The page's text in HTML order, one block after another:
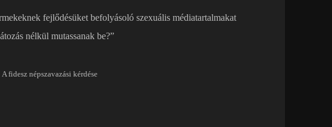
fejlődésüket befolyásoló szexuális médiatartalmakat
nélkül mutassanak be?”
A fidesz népszavazási kérdése